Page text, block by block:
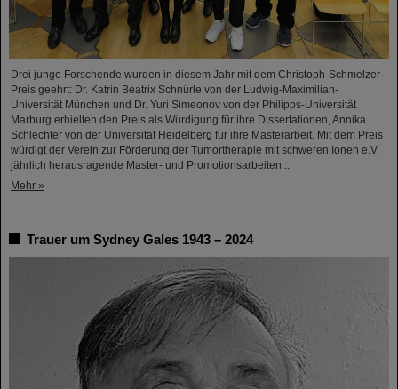
Drei junge Forschende wurden in diesem Jahr mit dem Christoph-Schmelzer-
Preis geehrt: Dr. Katrin Beatrix Schnürle von der Ludwig-Maximilian-
Universität München und Dr. Yuri Simeonov von der Philipps-Universität
Marburg erhielten den Preis als Würdigung für ihre Dissertationen, Annika
Schlechter von der Universität Heidelberg für ihre Masterarbeit. Mit dem Preis
würdigt der Verein zur Förderung der Tumortherapie mit schweren Ionen e.V.
jährlich herausragende Master- und Promotionsarbeiten...
Mehr »
Trauer um Sydney Gales 1943 – 2024